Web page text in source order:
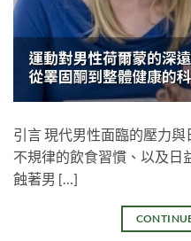
引言 現代男性面臨的壓力與
不規律的飲食習慣、以及日
蝕著男 […]